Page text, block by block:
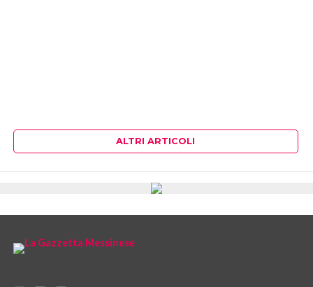
ALTRI ARTICOLI